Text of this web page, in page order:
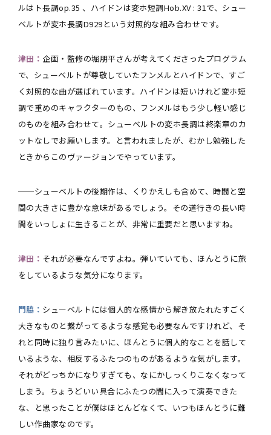
ルはト長調op.35 、ハイドンは変ホ短調Hob.XV : 31で、シュー
ベルトが変ホ長調D929という対照的な組み合わせです。
津田： 企画・監修の堀朋平さんが考えてくださったプログラム
で、シューベルトが尊敬していたフンメルとハイドンで、すご
く対照的な曲が選ばれています。ハイドンは短いけれど変ホ短
調で重めのキャラクターのもの、フンメルはもう少し軽い感じ
のものを組み合わせて。シューベルトの変ホ長調は終楽章のカ
ットなしでお願いします。と言われましたが、むかし勉強した
ときからこのヴァージョンでやっています。
──シューベルトの後期作は、くりかえしも含めて、時間と空
間の大きさに豊かな意味があるでしょう。その道行きの長い時
間をいっしょに生きることが、非常に重要だと思いますね。
津田： それが必要なんですよね。弾いていても、ほんとうに旅
をしているような気分になります。
門脇： シューベルトには個人的な感情から解き放たれたすごく
大きなものと繋がってるような感覚も必要なんですけれど、そ
れと同時に独り言みたいに、ほんとうに個人的なことを話して
いるような、相反するふたつのものがあるような気がします。
それがどっちかになりすぎても、なにかしっくりこなくなって
しまう。ちょうどいい具合にふたつの間に入って演奏できた
な、と思ったことが僕はほとんどなくて、いつもほんとうに難
しい作曲家なのです。